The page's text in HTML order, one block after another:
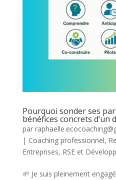
Pourquoi sonder ses
bénéfices concrets d’un
par
| Coaching professionnel,
Entreprises, RSE et
🌱 Je suis pleinement